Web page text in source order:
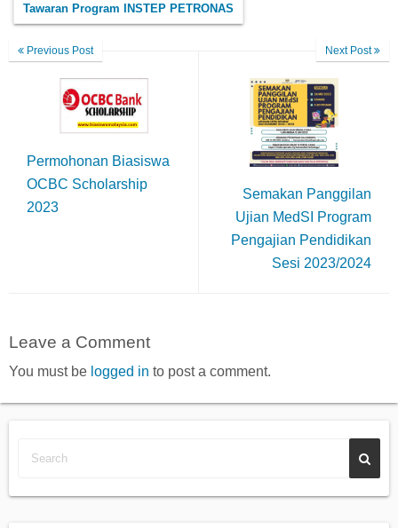
Tawaran Program INSTEP PETRONAS
Previous Post
Permohonan Biasiswa
OCBC Scholarship
2023
Next Post
Semakan Panggilan
Ujian MedSI Program
Pengajian Pendidikan
Sesi 2023/2024
Leave a Comment
You must be logged in to post a comment.